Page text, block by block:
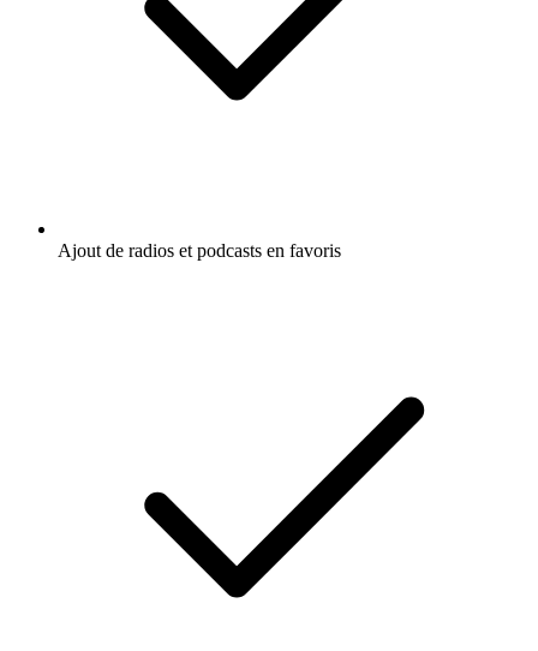
Ajout de radios et podcasts en favoris